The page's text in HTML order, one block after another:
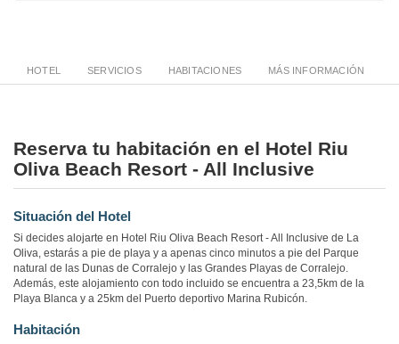
HOTEL SERVICIOS HABITACIONES MÁS INFORMACIÓN
Reserva tu habitación en el Hotel Riu
Oliva Beach Resort - All Inclusive
Situación del Hotel
Si decides alojarte en Hotel Riu Oliva Beach Resort - All Inclusive de La
Oliva, estarás a pie de playa y a apenas cinco minutos a pie del Parque
natural de las Dunas de Corralejo y las Grandes Playas de Corralejo.
Además, este alojamiento con todo incluido se encuentra a 23,5km de la
Playa Blanca y a 25km del Puerto deportivo Marina Rubicón.
Habitación